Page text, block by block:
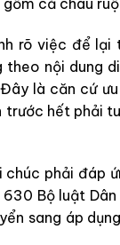
rõ việc để lại
theo nội dung
là căn cứ
hết phải
phải đáp
Bộ luật Dân
sang áp